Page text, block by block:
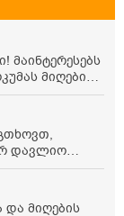
მაინტერესებს
მიღების
ინფორმაცია:
ერთად
არის ჩაი:
თუ ჭამის
მდუღარე?
მდუღარე
დავლიო
მაქვს
დონეს
და მიღების